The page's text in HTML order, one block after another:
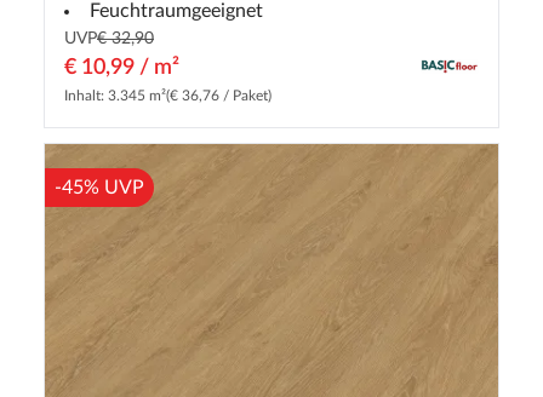
Feuchtraumgeeignet
UVP€ 32,90
€ 10,99 / m²
Inhalt: 3.345 m²(€ 36,76 / Paket)
-45% UVP